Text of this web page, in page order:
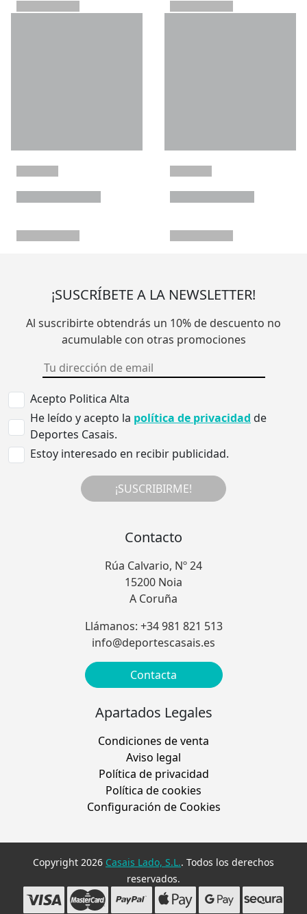
¡SUSCRÍBETE A LA NEWSLETTER!
Al suscribirte obtendrás un 10% de descuento no
acumulable con otras promociones
Acepto Politica Alta
He leído y acepto la política de privacidad de
Deportes Casais.
Estoy interesado en recibir publicidad.
¡SUSCRIBIRME!
Contacto
Rúa Calvario, Nº 24
15200 Noia
A Coruña
Llámanos: +34 981 821 513
info@deportescasais.es
Contacta
Apartados Legales
Condiciones de venta
Aviso legal
Política de privacidad
Política de cookies
Configuración de Cookies
Copyright 2026 Casais Lado, S.L.. Todos los derechos
reservados.